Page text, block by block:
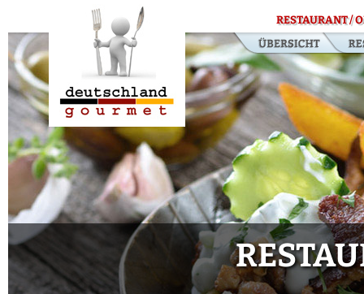
RESTAURANT /